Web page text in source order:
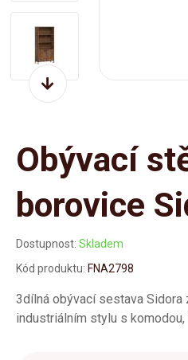
Obývací
borovice
Dostupnost: Skladem
Kód produktu: FNA2798
3dílná obývací sestava Sidora
industriálním stylu s